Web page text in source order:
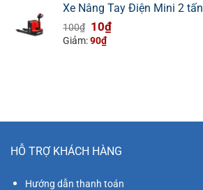
10₫.
Xe Nâng Tay Điện Mini 2 tấn
100₫ Giá
gốc
10₫Giá
Giảm:90₫
HỖ TRỢ KHÁCH HÀNG
Hướng dẫn thanh toán